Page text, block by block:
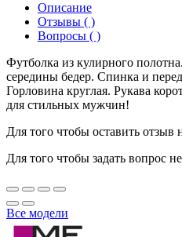
Описание
Отзывы ( )
Вопросы ( )
Футболка из кулирного
середины бедер. Спинка и
Горловина круглая. Рукава
для стильных мужчин!
Для того чтобы оставить отзыв
Для того чтобы задать вопрос
Все модели